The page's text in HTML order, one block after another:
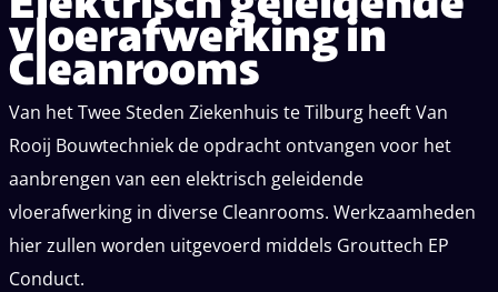
vloerafwerking in
Cleanrooms
Van het Twee Steden Ziekenhuis te Tilburg heeft Van
Rooij Bouwtechniek de opdracht ontvangen voor het
aanbrengen van een elektrisch geleidende
vloerafwerking in diverse Cleanrooms. Werkzaamheden
hier zullen worden uitgevoerd middels Grouttech EP
Conduct.